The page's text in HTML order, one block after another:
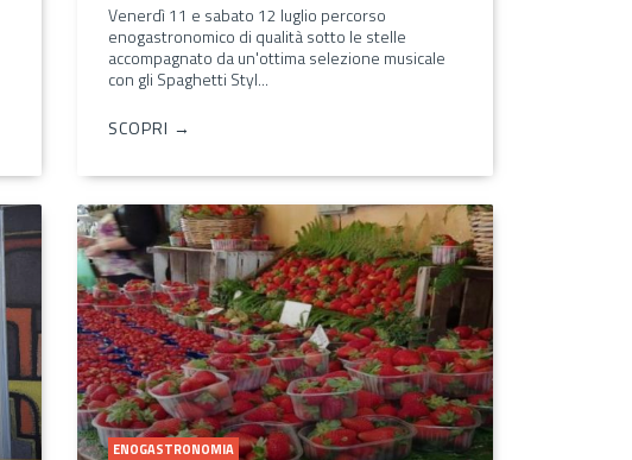
Venerdì 11 e sabato 12 luglio percorso
enogastronomico di qualità sotto le stelle
accompagnato da un'ottima selezione musicale
con gli Spaghetti Styl...
SCOPRI →
ENOGASTRONOMIA